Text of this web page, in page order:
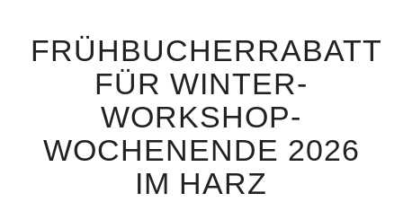
FRÜHBUCHERRABATT
FÜR WINTER-
WORKSHOP-
WOCHENENDE 2026
IM HARZ